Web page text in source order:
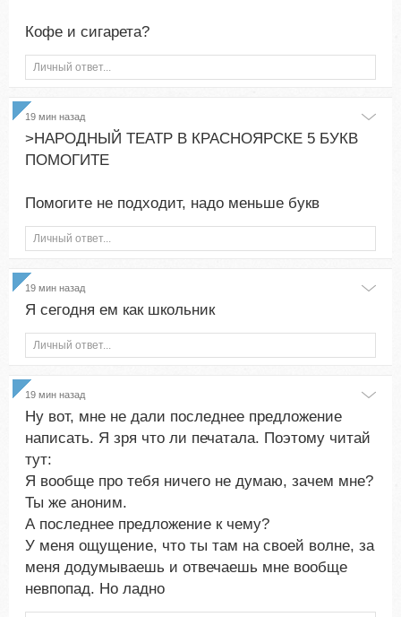
Кофе и сигарета?
Личный ответ...
19 мин назад
>НАРОДНЫЙ ТЕАТР В КРАСНОЯРСКЕ 5 БУКВ
ПОМОГИТЕ
Помогите не подходит, надо меньше букв
Личный ответ...
19 мин назад
Я сегодня ем как школьник
Личный ответ...
19 мин назад
Ну вот, мне не дали последнее предложение
написать. Я зря что ли печатала. Поэтому читай
тут:
Я вообще про тебя ничего не думаю, зачем мне?
Ты же аноним.
А последнее предложение к чему?
У меня ощущение, что ты там на своей волне, за
меня додумываешь и отвечаешь мне вообще
невпопад. Но ладно